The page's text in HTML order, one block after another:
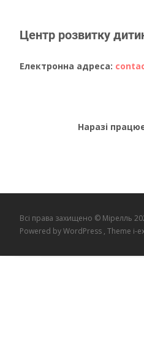
Центр розвитку
Електронна адреса:
Наразі
Всі права захищено © Мірелль
Powered by WordPress , Theme i-